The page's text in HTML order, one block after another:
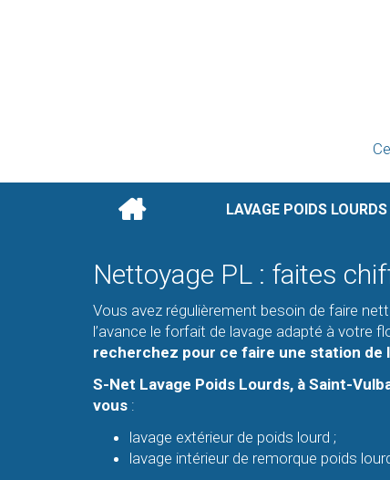
LAVAGE POIDS LOURDS
Nettoyage PL : faites
Vous avez régulièrement besoin de faire
l’avance le forfait de lavage adapté à votre
recherchez pour ce faire une station de
S-Net Lavage Poids Lourds, à Saint-
vous :
lavage extérieur de poids lourd ;
lavage intérieur de remorque poids